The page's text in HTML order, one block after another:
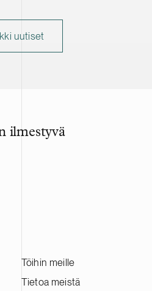
uutiset
ilmestyvä
Töihin meille
Tietoa meistä